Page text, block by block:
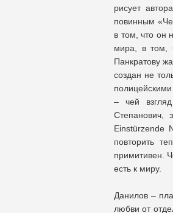
рисует
повинным
в том, что он
мира, в том,
Панкратову
создан не
– чей
Степанович,
Einstürzende
повторить
примитивен.
есть к миру.
Данилов –
любви от